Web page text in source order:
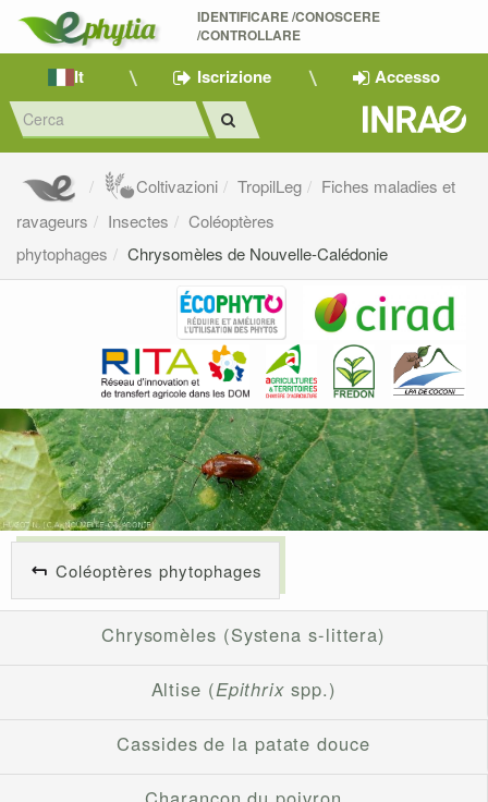
IDENTIFICARE /CONOSCERE
/CONTROLLARE
It Iscrizione Accesso
Coltivazioni TropilLeg
Fiches maladies et
ravageurs
Insectes
Coléoptères
phytophages
Chrysomèles de Nouvelle-Calédonie
Coléoptères phytophages
Chrysomèles (Systena s-littera)
Altise (Epithrix spp.)
Cassides de la patate douce